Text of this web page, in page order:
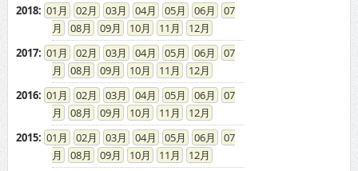
2018: 01 02 03 04 05 06
07
08
09 10 11
12
2017: 01 02 03 04 05 06
07
08
09 10 11
12
2016: 01 02 03 04 05 06
07
08
09 10 11
12
2015: 01 02 03 04 05 06
07
08
09 10 11
12